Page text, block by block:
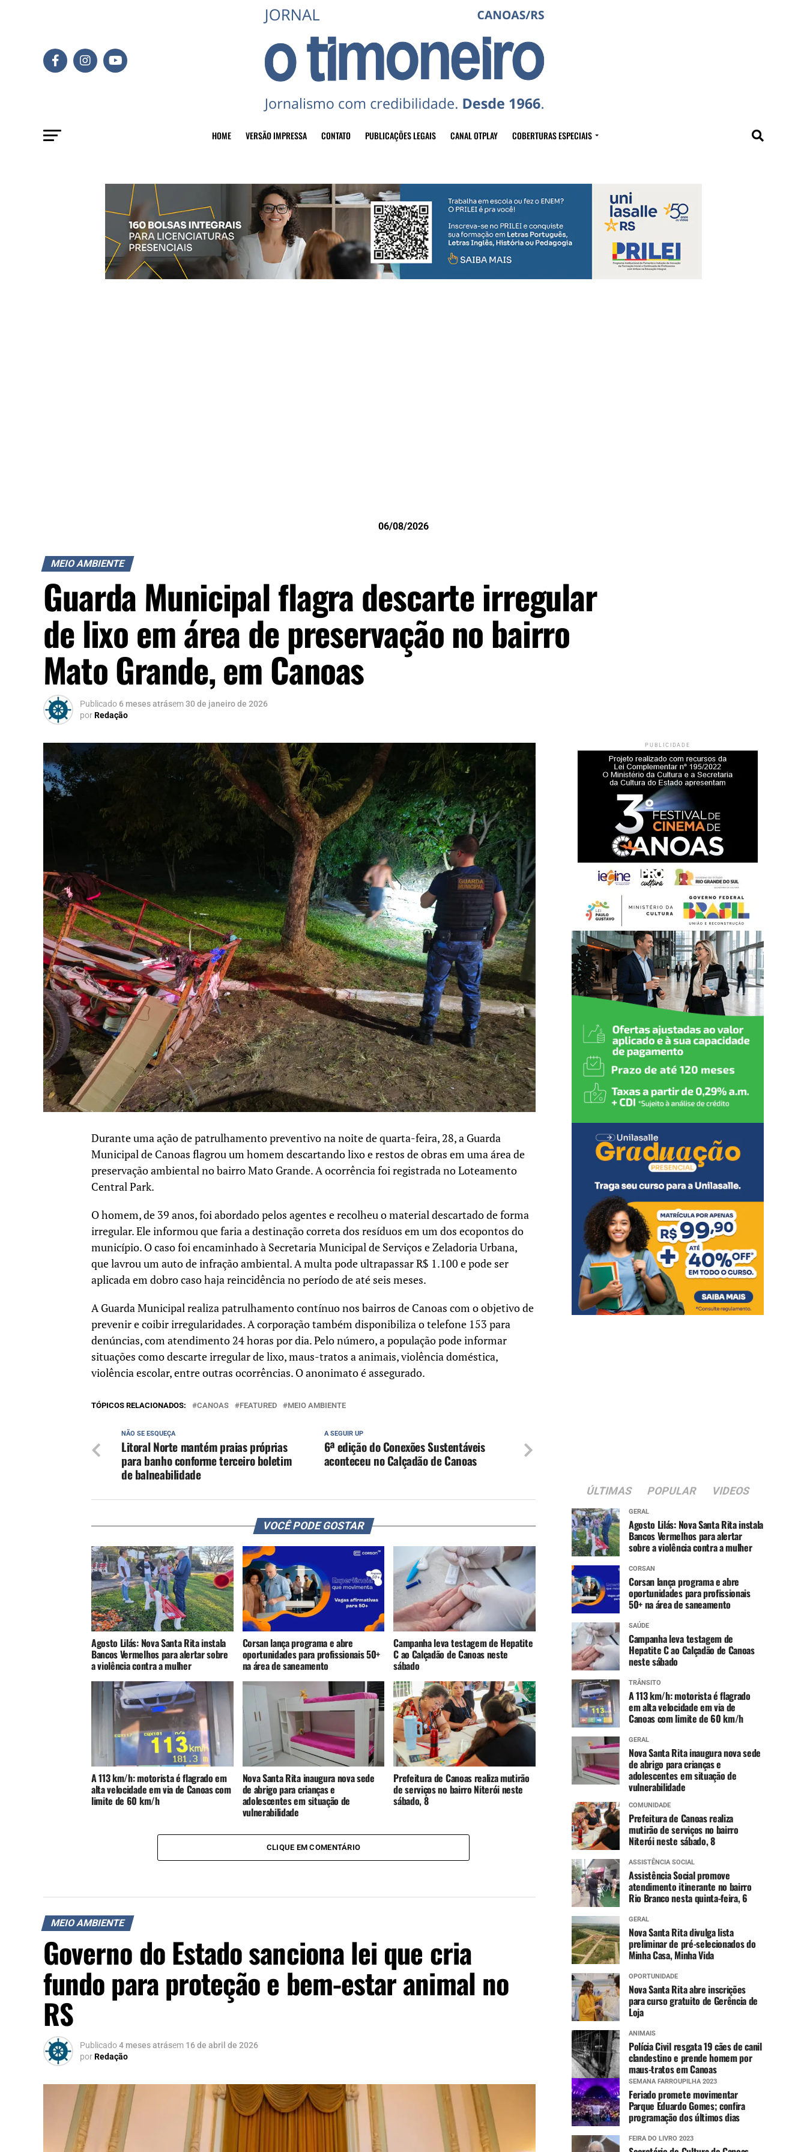
HOME VERSÃO IMPRESSA CONTATO PUBLICAÇÕES LEGAIS CANAL OTPLAY COBERTURAS ESPECIAIS
06/08/2026
MEIO AMBIENTE
Guarda Municipal flagra descarte irregular
de lixo em área de preservação no bairro
Mato Grande, em Canoas
Publicado 6 meses atrásem30 de janeiro de 2026
porRedação
Durante uma ação de patrulhamento preventivo na noite de quarta-feira, 28, a Guarda
Municipal de Canoas flagrou um homem descartando lixo e restos de obras em uma área de
preservação ambiental no bairro Mato Grande. A ocorrência foi registrada no Loteamento
Central Park.
O homem, de 39 anos, foi abordado pelos agentes e recolheu o material descartado de forma
irregular. Ele informou que faria a destinação correta dos resíduos em um dos ecopontos do
município. O caso foi encaminhado à Secretaria Municipal de Serviços e Zeladoria Urbana,
que lavrou um auto de infração ambiental. A multa pode ultrapassar R$ 1.100 e pode ser
aplicada em dobro caso haja reincidência no período de até seis meses.
A Guarda Municipal realiza patrulhamento contínuo nos bairros de Canoas com o objetivo de
prevenir e coibir irregularidades. A corporação também disponibiliza o telefone 153 para
denúncias, com atendimento 24 horas por dia. Pelo número, a população pode informar
situações como descarte irregular de lixo, maus-tratos a animais, violência doméstica,
violência escolar, entre outras ocorrências. O anonimato é assegurado.
TÓPICOS RELACIONADOS: CANOAS FEATURED MEIO AMBIENTE
A SEGUIR UP
6ª edição do Conexões Sustentáveis
aconteceu no Calçadão de Canoas
NÃO SE ESQUEÇA
Litoral Norte mantém praias próprias
para banho conforme terceiro boletim
de balneabilidade
VOCÊ PODE GOSTAR
Agosto Lilás: Nova Santa Rita instala
Bancos Vermelhos para alertar sobre
a violência contra a mulher
Corsan lança programa e abre
oportunidades para profissionais 50+
na área de saneamento
Campanha leva testagem de Hepatite
C ao Calçadão de Canoas neste
sábado
A 113 km/h: motorista é flagrado em
alta velocidade em via de Canoas com
limite de 60 km/h
Nova Santa Rita inaugura nova sede
de abrigo para crianças e
adolescentes em situação de
vulnerabilidade
Prefeitura de Canoas realiza mutirão
de serviços no bairro Niterói neste
sábado, 8
CLIQUE EM COMENTÁRIO
MEIO AMBIENTE
Governo do Estado sanciona lei que cria
fundo para proteção e bem-estar animal no
RS
Publicado4 meses atrásem 16 de abril de 2026
porRedação
PUBLICIDADE
ÚLTIMAS POPULAR VIDEOS
GERAL
Agosto Lilás: Nova Santa Rita instala
Bancos Vermelhos para alertar
sobre a violência contra a mulher
CORSAN
Corsan lança programa e abre
oportunidades para profissionais
50+ na área de saneamento
SAÚDE
Campanha leva testagem de
Hepatite C ao Calçadão de Canoas
neste sábado
TRÂNSITO
A 113 km/h: motorista é flagrado
em alta velocidade em via de
Canoas com limite de 60 km/h
GERAL
Nova Santa Rita inaugura nova sede
de abrigo para crianças e
adolescentes em situação de
vulnerabilidade
COMUNIDADE
Prefeitura de Canoas realiza
mutirão de serviços no bairro
Niterói neste sábado, 8
ASSISTÊNCIA SOCIAL
Assistência Social promove
atendimento itinerante no bairro
Rio Branco nesta quinta-feira, 6
GERAL
Nova Santa Rita divulga lista
preliminar de pré-selecionados do
Minha Casa, Minha Vida
OPORTUNIDADE
Nova Santa Rita abre inscrições
para curso gratuito de Gerência de
Loja
ANIMAIS
Polícia Civil resgata 19 cães de canil
clandestino e prende homem por
maus-tratos em Canoas
SEMANA FARROUPILHA 2023
Feriado promete movimentar
Parque Eduardo Gomes; confira
programação dos últimos dias
FEIRA DO LIVRO 2023